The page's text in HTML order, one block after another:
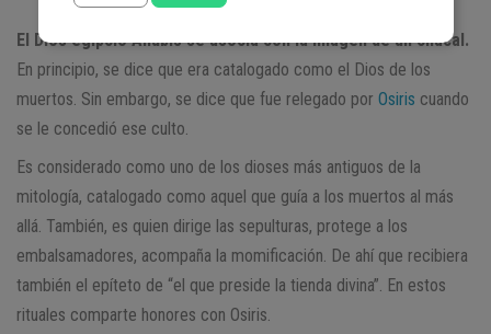
El Dios egipcio Anubis se asocia con la imagen de un chacal.
En principio, se dice que era catalogado como el Dios de los
muertos. Sin embargo, se dice que fue relegado por Osiris cuando
se le concedió ese culto.
Es considerado como uno de los dioses más antiguos de la
mitología, catalogado como aquel que guía a los muertos al más
allá. También, es quien dirige las sepulturas, protege a los
embalsamadores, acompaña la momificación. De ahí que recibiera
también el epíteto de “el que preside la tienda divina”. En estos
rituales comparte honores con Osiris.